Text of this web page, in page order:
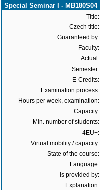
Special Seminar I - MB180S04
Title:
Czech title:
Guaranteed by:
Faculty:
Actual:
Semester:
E-Credits:
Examination process:
Hours per week, examination:
Capacity:
Min. number of students:
4EU+:
Virtual mobility / capacity:
State of the course:
Language:
Is provided by:
Explanation: